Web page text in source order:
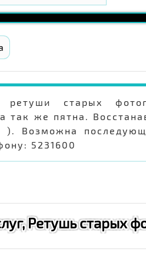
ретуши старых
так же пятна.
Возможна
5231600
Ретушь старых